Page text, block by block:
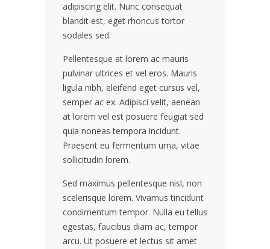
adipiscing elit. Nunc consequat
blandit est, eget rhoncus tortor
sodales sed.
Pellentesque at lorem ac mauris
pulvinar ultrices et vel eros. Mauris
ligula nibh, eleifend eget cursus vel,
semper ac ex. Adipisci velit, aenean
at lorem vel est posuere feugiat sed
quia noneas tempora incidunt.
Praesent eu fermentum urna, vitae
sollicitudin lorem.
Sed maximus pellentesque nisl, non
scelerisque lorem. Vivamus tincidunt
condimentum tempor. Nulla eu tellus
egestas, faucibus diam ac, tempor
arcu. Ut posuere et lectus sit amet